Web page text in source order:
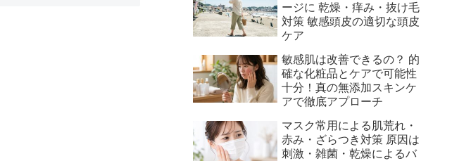
ージに 乾燥・痒み・抜け毛
対策 敏感頭皮の適切な頭皮
ケア
敏感肌は改善できるの？ 的
確な化粧品とケアで可能性
十分！真の無添加スキンケ
アで徹底アプローチ
マスク常用による肌荒れ・
赤み・ざらつき対策 原因は
刺激・雑菌・乾燥によるバ